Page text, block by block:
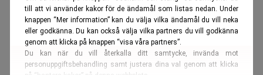
till att vi använder kakor för de ändamål som listas nedan. Under
knappen “Mer information” kan du välja vilka ändamål du vill neka
eller godkänna. Du kan också välja vilka partners du vill godkänna
genom att klicka på knappen “visa våra partners”.
Du kan när du vill återkalla ditt samtycke, invända mot
personuppgiftsbehandling samt justera dina val genom att klicka